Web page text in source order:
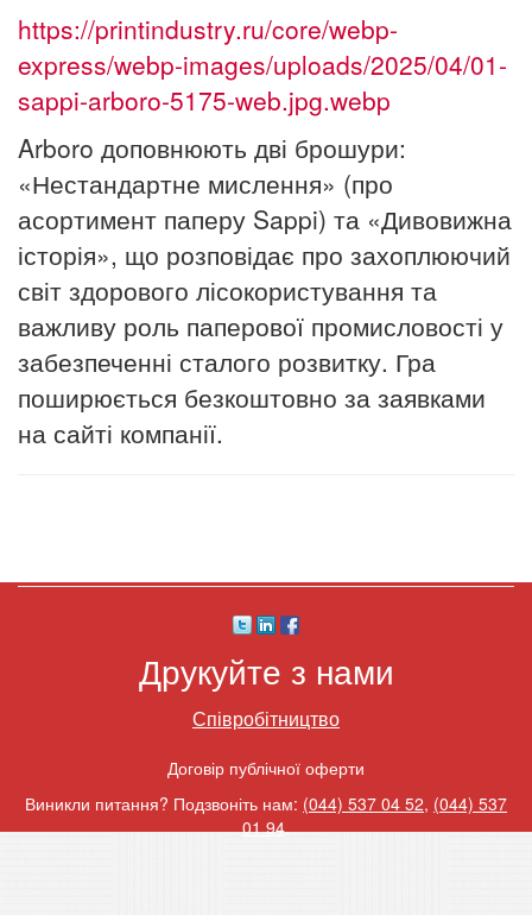
https://printindustry.ru/core/webp-
express/webp-images/uploads/2025/04/01-
sappi-arboro-5175-web.jpg.webp
Arboro доповнюють дві брошури:
«Нестандартне мислення» (про
асортимент паперу Sappi) та «Дивовижна
історія», що розповідає про захоплюючий
світ здорового лісокористування та
важливу роль паперової промисловості у
забезпеченні сталого розвитку. Гра
поширюється безкоштовно за заявками
на сайті компанії.
Друкуйте з нами
Співробітництво
Договір публічної оферти
Виникли питання? Подзвоніть нам: (044) 537 04 52, (044) 537
01 94.